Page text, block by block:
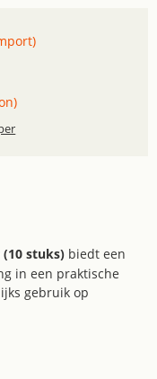
stuks) biedt een
in een praktische
gebruik op